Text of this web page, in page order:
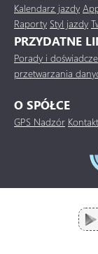
Kalendarz jazdy
Raporty Styl jazdy
PRZYDATNE
Porady i
przetwarzania
O SPÓŁCE
GPS Nadzór